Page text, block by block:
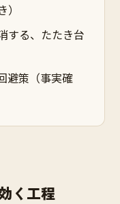
する、たたき台
避策（事実確
く工程